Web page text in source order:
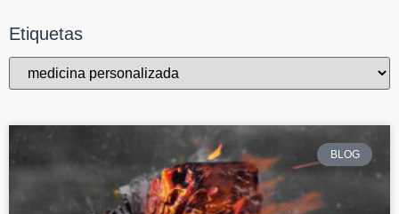
Etiquetas
BLOG